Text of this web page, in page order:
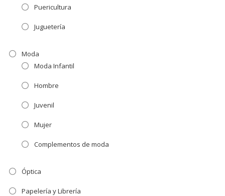
Puericultura
Juguetería
Moda
Moda Infantil
Hombre
Juvenil
Mujer
Complementos de moda
Óptica
Papelería y Librería